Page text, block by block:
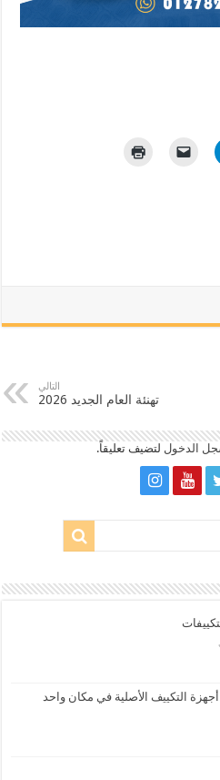
التالي
تهنئة العام الجديد 2026
الدخول لتضيف تعليقاً.
التكييف الأصلية في مكان واحد